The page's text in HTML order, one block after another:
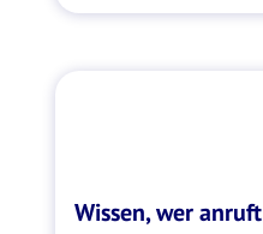
Wissen, wer anruft